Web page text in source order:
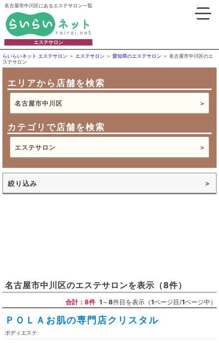
名古屋市中川区にあるエステサロン一覧
エステサロン
らいらいネット エステサロン エステサロン 愛知県のエステサロン
名古屋市中川区のエ
ステサロン
エリアから店舗を検索
名古屋市中川区
カテゴリで店舗を検索
エステサロン
絞り込み
名古屋市中川区のエステサロンを表示 （8件）
合計：8件 1～8件目を表示（1ページ目/1ページ中）
ＰＯＬＡお肌の専門店クリスタル
ボディエステ